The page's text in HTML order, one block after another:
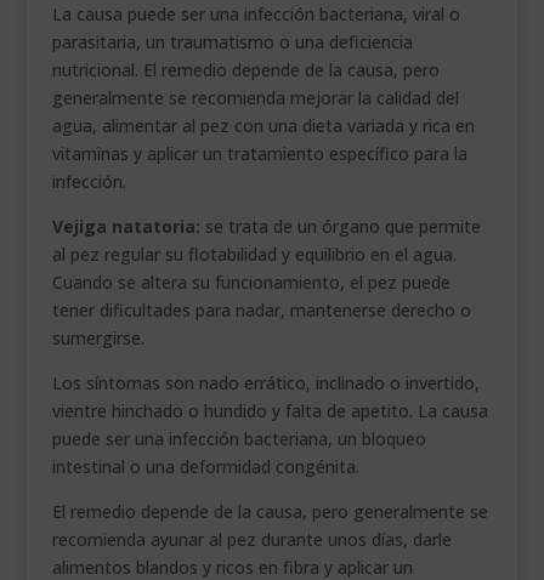
La causa puede ser una infección bacteriana, viral o
parasitaria, un traumatismo o una deficiencia
nutricional. El remedio depende de la causa, pero
generalmente se recomienda mejorar la calidad del
agua, alimentar al pez con una dieta variada y rica en
vitaminas y aplicar un tratamiento específico para la
infección.
Vejiga natatoria: se trata de un órgano que permite
al pez regular su flotabilidad y equilibrio en el agua.
Cuando se altera su funcionamiento, el pez puede
tener dificultades para nadar, mantenerse derecho o
sumergirse.
Los síntomas son nado errático, inclinado o invertido,
vientre hinchado o hundido y falta de apetito. La causa
puede ser una infección bacteriana, un bloqueo
intestinal o una deformidad congénita.
El remedio depende de la causa, pero generalmente se
recomienda ayunar al pez durante unos días, darle
alimentos blandos y ricos en fibra y aplicar un